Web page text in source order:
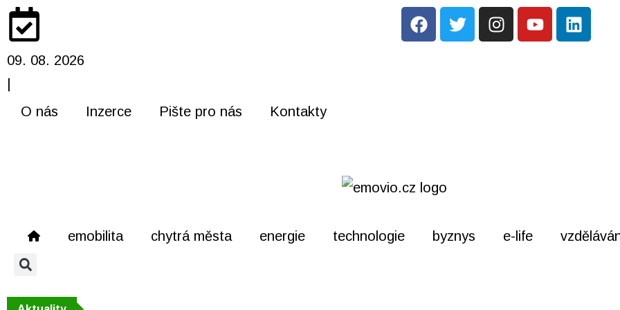
09. 08. 2026
O nás
Inzerce Pište pro nás Kontakty
emobilita chytrá města energie technologie byznys e-life